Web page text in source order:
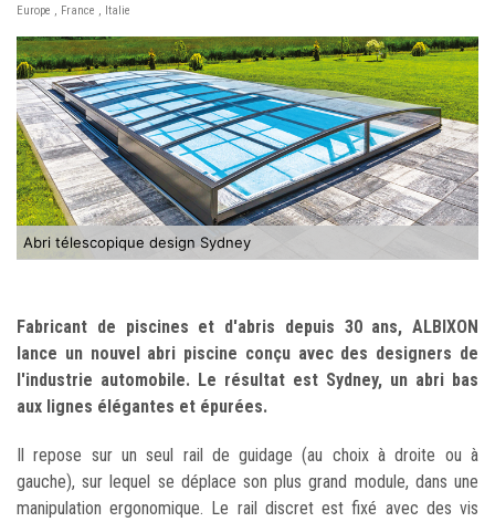
Europe , France , Italie
Abri télescopique design Sydney
Fabricant de piscines et d'abris depuis 30 ans, ALBIXON
lance un nouvel abri piscine conçu avec des designers de
l'industrie automobile. Le résultat est Sydney, un abri bas
aux lignes élégantes et épurées.
Il repose sur un seul rail de guidage (au choix à droite ou à
gauche), sur lequel se déplace son plus grand module, dans une
manipulation ergonomique. Le rail discret est fixé avec des vis